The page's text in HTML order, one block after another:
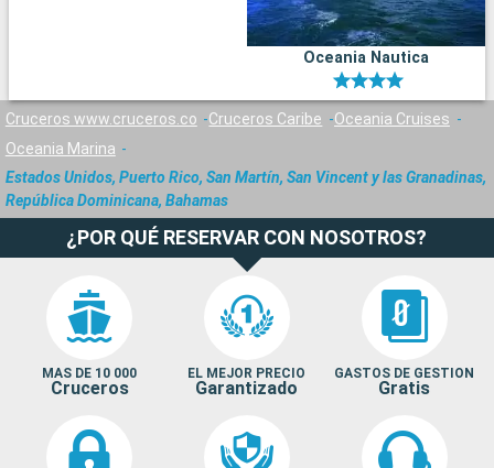
Oceania Nautica
Cruceros www.cruceros.co Cruceros Caribe
Oceania Cruises
Oceania Marina
Estados Unidos, Puerto Rico, San Martín, San Vincent y las Granadinas,
República Dominicana, Bahamas
¿POR QUÉ RESERVAR CON NOSOTROS?
MAS DE 10 000
Cruceros
EL MEJOR PRECIO
Garantizado
GASTOS DE GESTION
Gratis